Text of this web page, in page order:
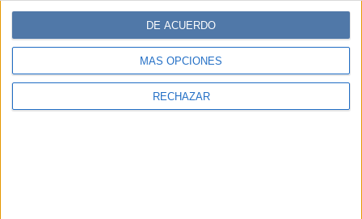
MÁS OPCIONES
RECHAZAR
DE ACUERDO